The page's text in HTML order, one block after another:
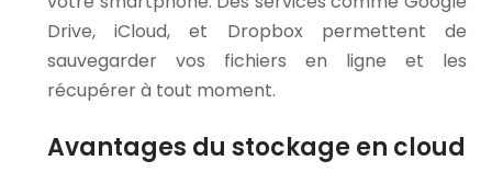
Drive, iCloud, et Dropbox permettent de
sauvegarder vos fichiers en ligne et les
récupérer à tout moment.
Avantages du stockage en cloud